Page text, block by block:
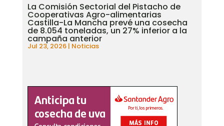
La Comisión Sectorial del Pistacho de
Cooperativas Agro-alimentarias
Castilla-La Mancha prevé una cosecha
de 8.054 toneladas, un 27% inferior a la
campaña anterior
Jul 23, 2026| Noticias